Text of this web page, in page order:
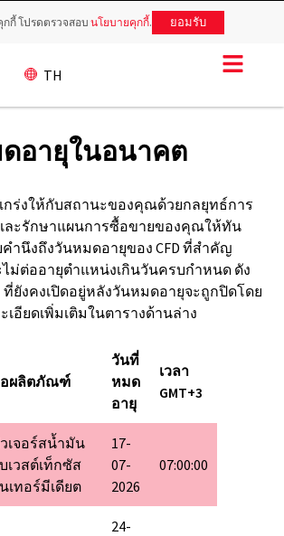
TH
อายุในอนาคต
กร่งให้กับสถานะของคุณด้วยกลยุทธ์การ
ะรักษาแผนการซื้อขายของคุณให้ทัน
ำนึงถึงวันหมดอายุของ CFD ที่สำคัญ
ไม่ต่ออายุตำแหน่งเกินวันครบกำหนด ดัง
ยังคงเปิดอยู่หลังวันหมดอายุจะถูกปิดโดย
อียดเพิ่มเติมในตารางด้านล่าง
ผลิตภัณฑ์
วันที่
หมด
อายุ
เวลา
GMT+3
เจอร์สน้ำมัน
เวสต์เท็กซัส
เทอร์มีเดียต
17-
07-
2026
07:00:00
24-
กี้ โปรดตรวจสอบ นโยบายคุกกี้. ยอมรับ